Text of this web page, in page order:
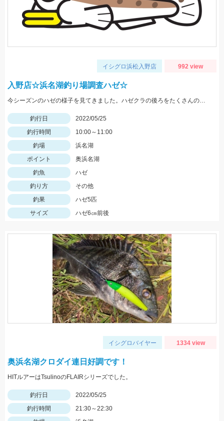
イシグロ浜松入野店 992 view
入野店☆浜名湖釣り場調査ハゼ☆
今シーズンのハゼの様子を見てきました。ハゼクラの後ろをたくさんのハゼが付いてきたので今後楽しみですよ♪今後もちょくちょく様子見てきますね。
釣行日
2022/05/25
釣行時間
10:00～11:00
釣場
浜名湖
ポイント
奥浜名湖
釣魚
ハゼ
釣り方
その他
釣果
ハゼ5匹
サイズ
ハゼ6㎝前後
イシグロバイヤー 1334 view
奥浜名湖クロダイ連日好調です！
HITルアーはTsulinoのFLAIRシリーズでした。
釣行日
2022/05/25
釣行時間
21:30～22:30